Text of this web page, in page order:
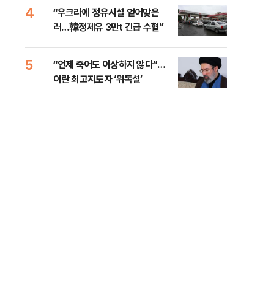
4
“우크라에 정유시설 얻어맞은
러…韓정제유 3만t 긴급 수혈”
5
“언제 죽어도 이상하지 않다”…
이란 최고지도자 ‘위독설’